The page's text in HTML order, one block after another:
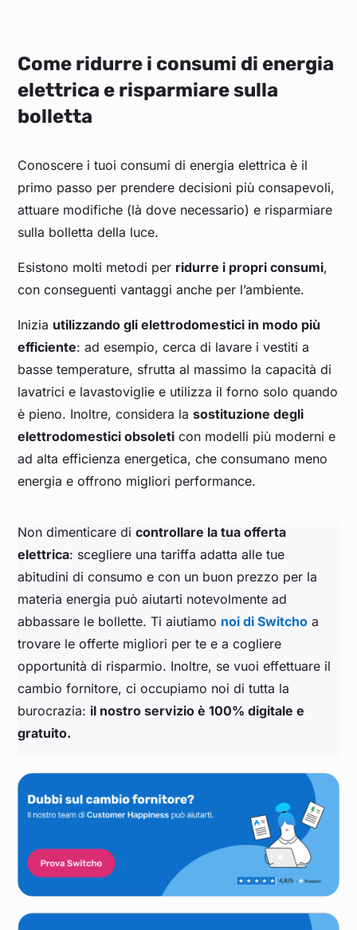
Come ridurre i consumi di energia
elettrica e risparmiare sulla
bolletta
Conoscere i tuoi consumi di energia elettrica è il
primo passo per prendere decisioni più consapevoli,
attuare modifiche (là dove necessario) e risparmiare
sulla bolletta della luce.
Esistono molti metodi per ridurre i propri consumi,
con conseguenti vantaggi anche per l’ambiente.
Inizia utilizzando gli elettrodomestici in modo più
efficiente: ad esempio, cerca di lavare i vestiti a
basse temperature, sfrutta al massimo la capacità di
lavatrici e lavastoviglie e utilizza il forno solo quando
è pieno. Inoltre, considera lasostituzione degli
elettrodomestici obsoleti con modelli più moderni e
ad alta efficienza energetica, che consumano meno
energia e offrono migliori performance.
Non dimenticare dicontrollare la tua offerta
elettrica: scegliere una tariffa adatta alle tue
abitudini di consumo e con un buon prezzo per la
materia energia può aiutarti notevolmente ad
abbassare le bollette. Ti aiutiamo noi di Switcho a
trovare le offerte migliori per te e a cogliere
opportunità di risparmio. Inoltre, se vuoi effettuare il
cambio fornitore, ci occupiamo noi di tutta la
burocrazia: il nostro servizio è 100% digitale e
gratuito.